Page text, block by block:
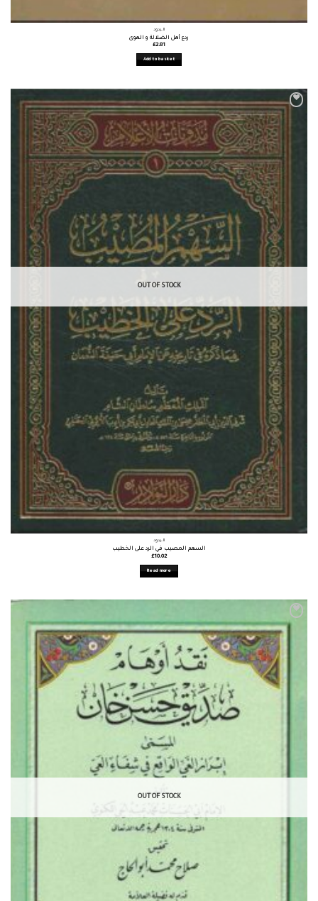
الردود
ردع أهل الضلالة و الهوى
£2.81
Add to basket
OUT OF STOCK
الردود
السهم المصيب في الرد على الخطيب
£10.02
Read more
OUT OF STOCK